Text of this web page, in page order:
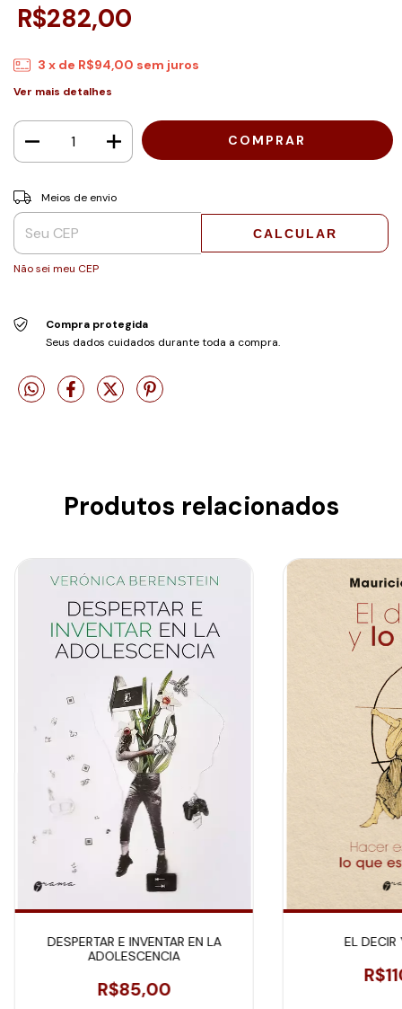
R$282,00
3 x de R$94,00 sem juros
Ver mais detalhes
Entregas para o CEP:
Meios de envio
CALCULAR
Não sei meu CEP
Compra protegida
Seus dados cuidados durante toda a compra.
Produtos relacionados
DESPERTAR E INVENTAR EN LA
ADOLESCENCIA
R$85,00
EL DECIR